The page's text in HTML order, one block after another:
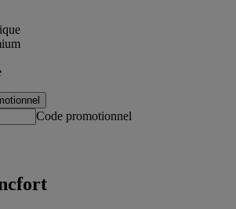
Code promotionnel